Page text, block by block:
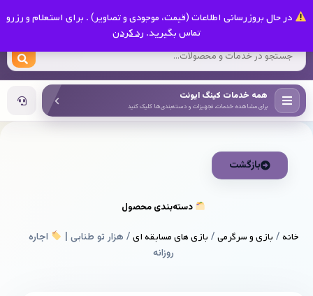
در حال بروزرسانی اطلاعات (قیمت، موجودی و تصاویر) . برای استعلام و رزرو
تماس بگیرید. رد کردن
کینگ ایونت
همه خدمات کینگ ایونت
برای مشاهده خدمات، تجهیزات و دسته‌بندی‌ها کلیک کنید
بازگشت
دسته‌بندی محصول
خانه/ بازی و سرگرمی/ بازی های مسابقه ای/ هزار تو طنابی |
اجاره
روزانه